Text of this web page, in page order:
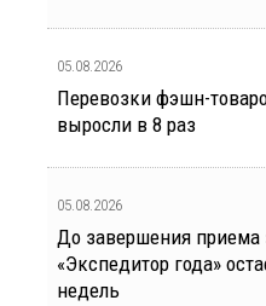
05.08.2026
Перевозки фэшн-
выросли в 8 раз
05.08.2026
До завершения
«Экспедитор года»
недель